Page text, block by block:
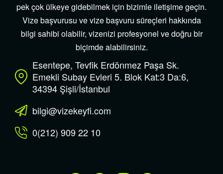
Esentepe, Tevfik Erdönmez Paşa Sk.
Emekli Subay Evleri 5. Blok Kat:3 Da:6,
34394 Şişli/İstanbul
bilgi@vizekeyfi.com
0(212) 909 22 10
pek çok ülkeye gidebilmek için bizimle iletişime geçin.
Vize başvurusu ve vize başvuru süreçleri hakkında
bilgi sahibi olabilir, vizenizi profesyonel ve doğru bir
biçimde alabilirsiniz.